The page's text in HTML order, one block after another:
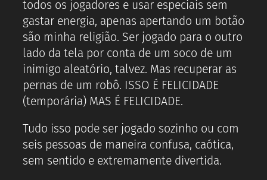
todos os jogadores e usar especiais sem
gastar energia, apenas apertando um botão
são minha religião. Ser jogado para o outro
lado da tela por conta de um soco de um
inimigo aleatório, talvez. Mas recuperar as
pernas de um robô. ISSO É FELICIDADE
(temporária) MAS É FELICIDADE.
Tudo isso pode ser jogado sozinho ou com
seis pessoas de maneira confusa, caótica,
sem sentido e extremamente divertida.